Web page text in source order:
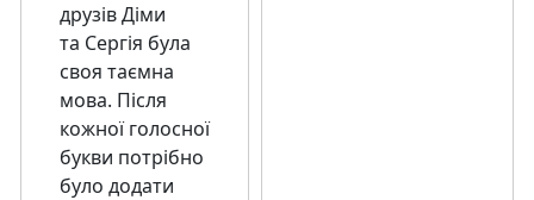
друзів Діми
та Сергія була
своя таємна
мова. Після
кожної голосної
букви потрібно
було додати